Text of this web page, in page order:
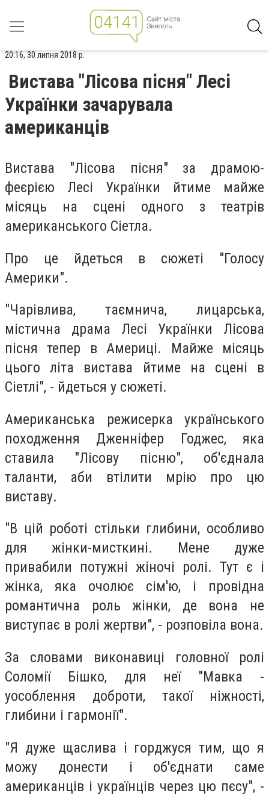
20:16, 30 липня 2018 р.
Вистава "Лісова пісня" Лесі
Українки зачарувала
американців
Вистава "Лісова пісня" за драмою-
феєрією Лесі Українки йтиме майже
місяць на сцені одного з театрів
американського Сіетла.
Про це йдеться в сюжеті "Голосу
Америки".
"Чарівлива, таємнича, лицарська,
містична драма Лесі Українки Лісова
пісня тепер в Америці. Майже місяць
цього літа вистава йтиме на сцені в
Сіетлі", - йдеться у сюжеті.
Американська режисерка українського
походження Дженніфер Годжес, яка
ставила "Лісову пісню", об'єднала
таланти, аби втілити мрію про цю
виставу.
"В цій роботі стільки глибини, особливо
для жінки-мисткині. Мене дуже
привабили потужні жіночі ролі. Тут є і
жінка, яка очолює сім'ю, і провідна
романтична роль жінки, де вона не
виступає в ролі жертви", - розповіла вона.
За словами виконавиці головної ролі
Соломії Бішко, для неї "Мавка -
уособлення доброти, такої ніжності,
глибини і гармонії".
"Я дуже щаслива і горджуся тим, що я
можу донести і об'єднати саме
американців і українців через цю пєсу", -